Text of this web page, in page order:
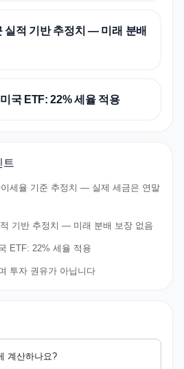
실적 기반 추정치 — 미래 분배
국 ETF: 22% 세율 적용
트
세율 기준 추정치 — 실제 세금은 연말
기반 추정치 — 미래 분배 보장 없음
ETF: 22% 세율 적용
투자 권유가 아닙니다
계산하나요?